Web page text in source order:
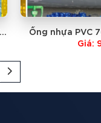
Ống nhựa PVC
Giá: